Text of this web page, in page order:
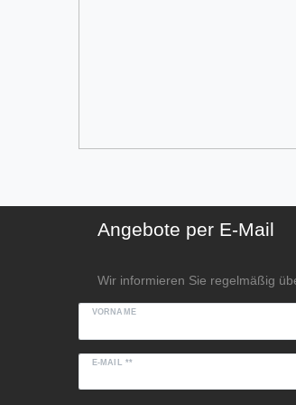
Angebote per E-Mail
Wir informieren Sie regelmäßig
VORNAME
E-MAIL **